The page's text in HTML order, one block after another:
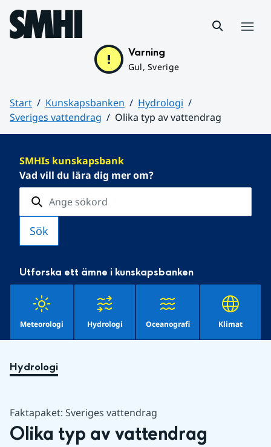
Hoppa till sidans innehåll
Varning
Gul, Sverige
Start Kunskapsbanken
Hydrologi
Sveriges vattendrag
Olika typ av vattendrag
SMHIs kunskapsbank
Vad vill du lära dig mer om?
Utforska ett ämne i kunskapsbanken
Meteorologi Hydrologi Oceanografi Klimat
Hydrologi
Faktapaket: Sveriges vattendrag
Olika typ av vattendrag